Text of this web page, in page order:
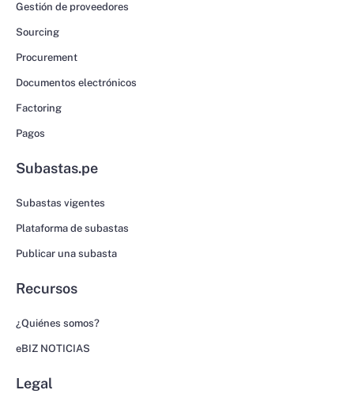
Gestión de proveedores
Sourcing
Procurement
Documentos electrónicos
Factoring
Pagos
Subastas.pe
Subastas vigentes
Plataforma de subastas
Publicar una subasta
Recursos
¿Quiénes somos?
eBIZ NOTICIAS
Legal